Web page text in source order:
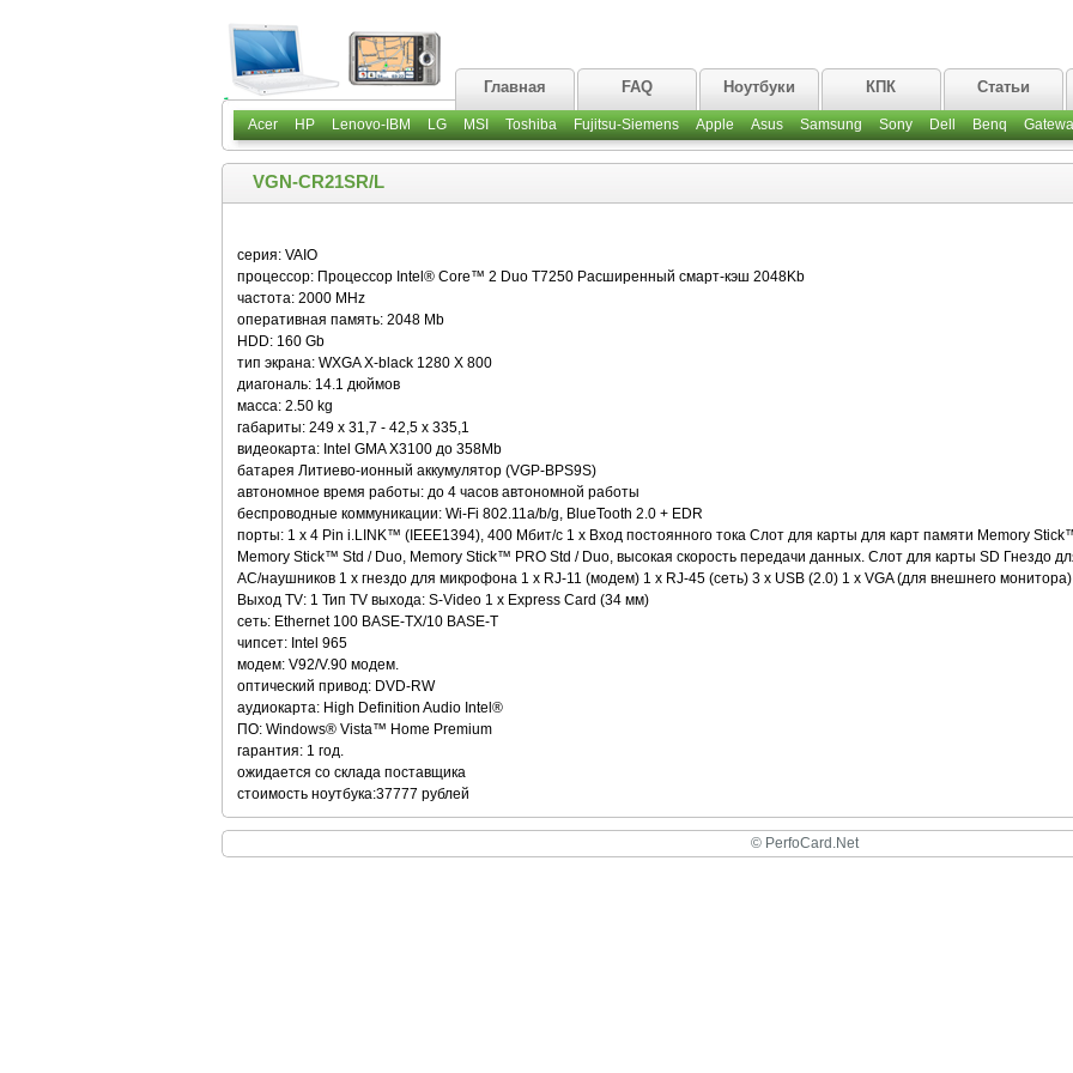
Главная FAQ Ноутбуки КПК Статьи
Acer HP Lenovo-IBM LG MSI Toshiba Fujitsu-Siemens Apple Asus Samsung Sony Dell Benq
VGN-CR21SR/L
серия: VAIO
процессор: Процессор Intel® Core™ 2 Duo T7250 Расширенный смарт-кэш 2048Kb
частота: 2000 MHz
оперативная память: 2048 Mb
HDD: 160 Gb
тип экрана: WXGA X-black 1280 X 800
диагональ: 14.1 дюймов
масса: 2.50 kg
габариты: 249 x 31,7 - 42,5 x 335,1
видеокарта: Intel GMA X3100 до 358Mb
батарея Литиево-ионный аккумулятор (VGP-BPS9S)
автономное время работы: до 4 часов автономной работы
беспроводные коммуникации: Wi-Fi 802.11a/b/g, BlueTooth 2.0 + EDR
порты: 1 x 4 Pin i.LINK™ (IEEE1394), 400 Мбит/с 1 x Вход постоянного тока Слот для карты для карт памяти Memory
Memory Stick™ Std / Duo, Memory Stick™ PRO Std / Duo, высокая скорость передачи данных. Слот для карты SD Гнездо
АС/наушников 1 x гнездо для микрофона 1 x RJ-11 (модем) 1 x RJ-45 (сеть) 3 x USB (2.0) 1 x VGA (для внешнего монитора)
Выход TV: 1 Тип TV выхода: S-Video 1 x Express Card (34 мм)
сеть: Ethernet 100 BASE-TX/10 BASE-T
чипсет: Intel 965
модем: V92/V.90 модем.
оптический привод: DVD-RW
аудиокарта: High Definition Audio Intel®
ПО: Windows® Vista™ Home Premium
гарантия: 1 год.
ожидается со склада поставщика
стоимость ноутбука:37777 рублей
© PerfoCard.Net